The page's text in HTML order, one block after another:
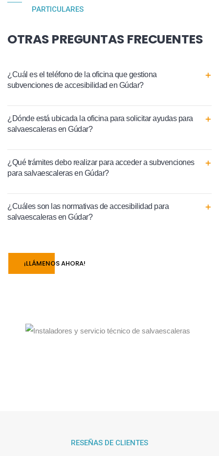
PARTICULARES
OTRAS PREGUNTAS FRECUENTES
¿Cuál es el teléfono de la oficina que gestiona
subvenciones de accesibilidad en Gúdar?
¿Dónde está ubicada la oficina para solicitar ayudas para
salvaescaleras en Gúdar?
¿Qué trámites debo realizar para acceder a subvenciones
para salvaescaleras en Gúdar?
¿Cuáles son las normativas de accesibilidad para
salvaescaleras en Gúdar?
¡LLÁMENOS AHORA!
RESEÑAS DE CLIENTES